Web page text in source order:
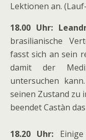
Lektionen an.
18.00 Uhr:
brasilianische
fasst sich an sein
damit der
untersuchen kann.
seinen Zustand zu
beendet Castàn
18.20 Uhr: